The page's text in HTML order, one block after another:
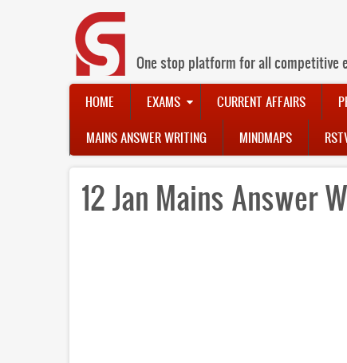
One stop platform for all competitive
Main
navigation
HOME EXAMS CURRENT AFFAIRS
MAINS ANSWER WRITING MINDMAPS
12 Jan Mains Answer